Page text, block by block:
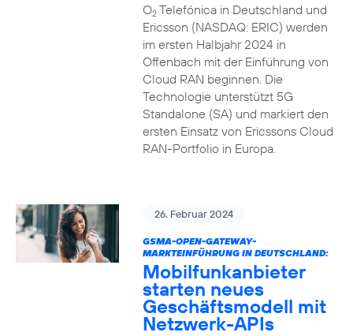
O2Telefónica in Deutschland und
Ericsson (NASDAQ: ERIC) werden
im ersten Halbjahr 2024 in
Offenbach mit der Einführung von
Cloud RAN beginnen. Die
Technologie unterstützt 5G
Standalone (SA) und markiert den
ersten Einsatz von Ericssons Cloud
RAN-Portfolio in Europa.
26. Februar 2024
GSMA-OPEN-GATEWAY-
MARKTEINFÜHRUNG IN DEUTSCHLAND:
Mobilfunkanbieter
starten neues
Geschäftsmodell mit
Netzwerk-APIs